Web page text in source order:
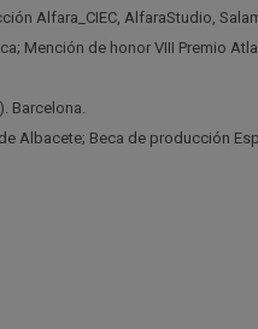
Alfara_CIEC, AlfaraStudio,
Mención de honor VIII Premio
Barcelona.
Albacete; Beca de producción